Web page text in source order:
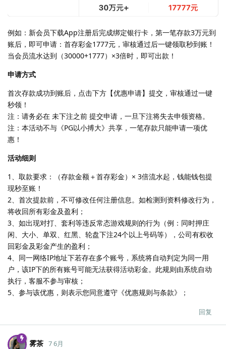
例如：新会员下载App注册后完成绑定银行卡，第一笔存款3万元到
账后，即可申请：首存彩金1777元，审核通过后一键领取秒到账！
当会员流水达到（30000+1777）×3倍时，即可出款！
申请方式
首次存款成功到账后，点击下方【优惠申请】提交，审核通过一键
秒领！
注：请务必在 未下注之前 提交申请，一旦下注将失去申领资格。
注：本活动不与《PG以小搏大》共享，一笔存款只能申请一项优
惠！
活动细则
1、取款要求：（存款金额＋首存彩金）× 3倍流水起，钱能钱包提
现秒至账！
2、首次提款前，不可修改任何注册信息。如检测到资料修改行为，
将收回所有彩金及盈利；
3、如出现对打、套利等违反常态游戏规则的行为（例：同时押庄
闲、大小、单双、红黑、轮盘下注24个以上号码等），公司有权收
回彩金及彩金产生的盈利；
4、同一网络IP地址下若存在多个账号，系统将自动判定为同一用
户，该IP下的所有账号可能无法获得活动彩金。此规则由系统自动
执行，客服不参与审核；
5、参与该优惠，则表示您同意遵守《优惠规则与条款》；
回复
雾茶 7 6月